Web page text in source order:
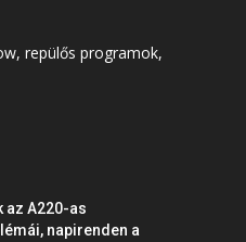
repülős programok,
az A220-as
napirenden a